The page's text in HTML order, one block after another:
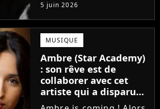
premiers pas dans
l'industrie en publiant
J'me demande, un
premier single que la
chanteuse a
confectionné avec...
5 juin 2026
MUSIQUE
Ambre (Star Academy)
: son rêve est de
collaborer avec cet
artiste qui a disparu
des radars, "c'est un